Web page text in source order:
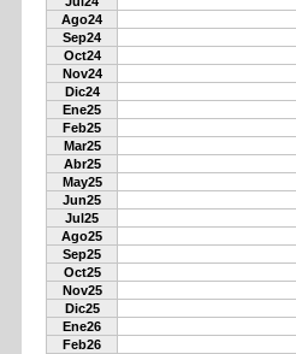
Ago24
Sep24
Oct24
Nov24
Dic24
Ene25
Feb25
Mar25
Abr25
May25
Jun25
Jul25
Ago25
Sep25
Oct25
Nov25
Dic25
Ene26
Feb26